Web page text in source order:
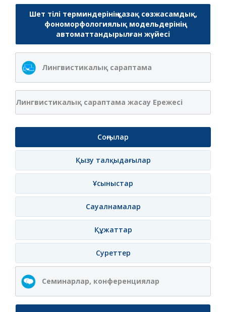
Шет тілі терминдерінің қазақ сөзжасамдық,
фономорфологиялық модельдерінің
автоматтандырылған жүйесі
Лингвистикалық сараптама
Лингвистикалық сараптама жасау Ережесі
Соңғылар
Қызу талқыдағылар
Ұсыныстар
Сауалнамалар
Құжаттар
Суреттер
Семинарлар, конференциялар